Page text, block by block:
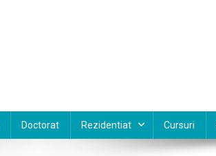
Doctorat Rezidentiat Cursuri